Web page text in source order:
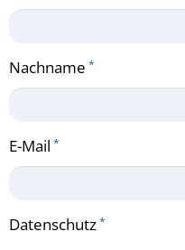
Nachname *
E-Mail *
Datenschutz*